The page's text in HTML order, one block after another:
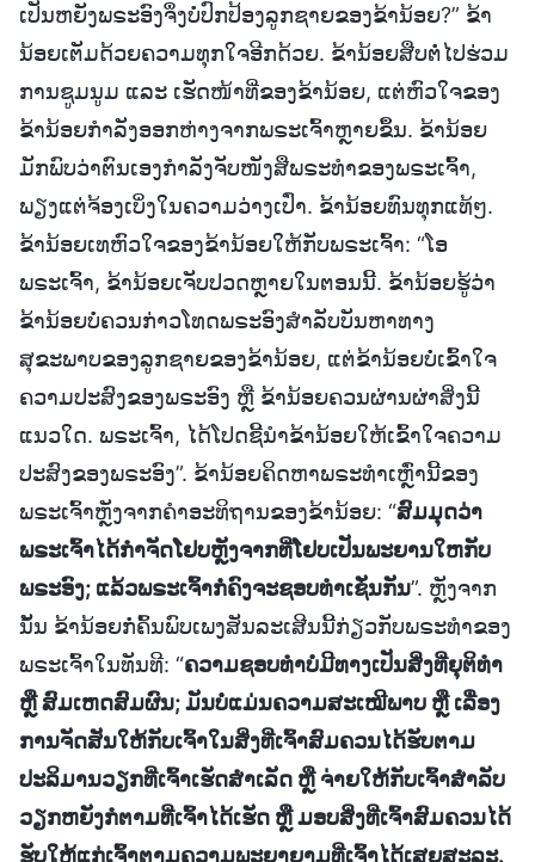
ເປັນຫຍັງພຣະອົງຈຶ່ງບໍ່ປົກປ້ອງລູກຊາຍຂອງຂ້ານ້ອຍ?” ຂ້າ
ນ້ອຍເຕັມດ້ວຍຄວາມທຸກໃຈອີກດ້ວຍ. ຂ້ານ້ອຍສືບຕໍ່ໄປຮ່ວມ
ການຊູມນູມ ແລະ ເຮັດໜ້າທີ່ຂອງຂ້ານ້ອຍ, ແຕ່ຫົວໃຈຂອງ
ຂ້ານ້ອຍກຳລັງອອກຫ່າງຈາກພຣະເຈົ້າຫຼາຍຂຶ້ນ. ຂ້ານ້ອຍ
ມັກພົບວ່າຕົນເອງກຳລັງຈັບໜັງສືພຣະທຳຂອງພຣະເຈົ້າ,
ພຽງແຕ່ຈ້ອງເບິ່ງໃນຄວາມວ່າງເປົ່າ. ຂ້ານ້ອຍທົນທຸກແທ້ໆ.
ຂ້ານ້ອຍເທຫົວໃຈຂອງຂ້ານ້ອຍໃຫ້ກັບພຣະເຈົ້າ: “ໂອ
ພຣະເຈົ້າ, ຂ້ານ້ອຍເຈັບປວດຫຼາຍໃນຕອນນີ້. ຂ້ານ້ອຍຮູ້ວ່າ
ຂ້ານ້ອຍບໍ່ຄວນກ່າວໂທດພຣະອົງສຳລັບບັນຫາທາງ
ສຸຂະພາບຂອງລູກຊາຍຂອງຂ້ານ້ອຍ, ແຕ່ຂ້ານ້ອຍບໍ່ເຂົ້າໃຈ
ຄວາມປະສົງຂອງພຣະອົງ ຫຼື ຂ້ານ້ອຍຄວນຜ່ານຜ່າສິ່ງນີ້
ແນວໃດ. ພຣະເຈົ້າ, ໄດ້ໂປດຊີ້ນໍາຂ້ານ້ອຍໃຫ້ເຂົ້າໃຈຄວາມ
ປະສົງຂອງພຣະອົງ”. ຂ້ານ້ອຍຄິດຫາພຣະທຳເຫຼົ່ານີ້ຂອງ
ພຣະເຈົ້າຫຼັງຈາກຄຳອະທິຖານຂອງຂ້ານ້ອຍ: “ສົມມຸດວ່າ
ພຣະເຈົ້າໄດ້ກຳຈັດໂຢບຫຼັງຈາກທີ່ໂຢບເປັນພະຍານໃຫກັບ
ພຣະອົງ; ແລ້ວພຣະເຈົ້າກໍ່ຄົງຈະຊອບທຳເຊັ່ນກັນ”. ຫຼັງຈາກ
ນັ້ນ ຂ້ານ້ອຍກໍ່ຄົ້ນພົບເພງສັນລະເສີນນີ້ກ່ຽວກັບພຣະທຳຂອງ
ພຣະເຈົ້າໃນທັນທີ: “ຄວາມຊອບທຳບໍ່ມີທາງເປັນສິ່ງທີ່ຍຸຕິທຳ
ຫຼື ສົມເຫດສົມຜົນ; ມັນບໍ່ແມ່ນຄວາມສະເໝີພາບ ຫຼື ເລື່ອງ
ການຈັດສັນໃຫ້ກັບເຈົ້າໃນສິ່ງທີ່ເຈົ້າສົມຄວນໄດ້ຮັບຕາມ
ປະລິມານວຽກທີ່ເຈົ້າເຮັດສຳເລັດ ຫຼື ຈ່າຍໃຫ້ກັບເຈົ້າສຳລັບ
ວຽກຫຍັງກໍຕາມທີ່ເຈົ້າໄດ້ເຮັດ ຫຼື ມອບສິ່ງທີ່ເຈົ້າສົມຄວນໄດ້
ຮັບໃຫ້ແກ່ເຈົ້າຕາມຄວາມພະຍາຍາມທີ່ເຈົ້າໄດ້ເສຍສະລະ.